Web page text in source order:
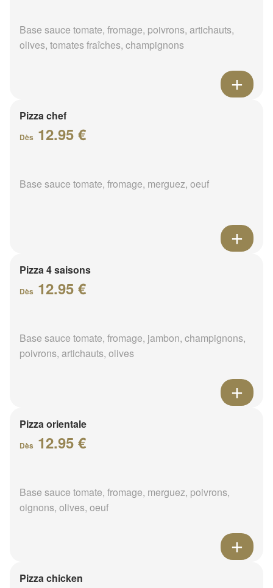
Base sauce tomate, fromage, poivrons, artichauts,
olives, tomates fraîches, champignons
Pizza chef
Dès 12.95 €
Base sauce tomate, fromage, merguez, oeuf
Pizza 4 saisons
Dès 12.95 €
Base sauce tomate, fromage, jambon, champignons,
poivrons, artichauts, olives
Pizza orientale
Dès 12.95 €
Base sauce tomate, fromage, merguez, poivrons,
oignons, olives, oeuf
Pizza chicken